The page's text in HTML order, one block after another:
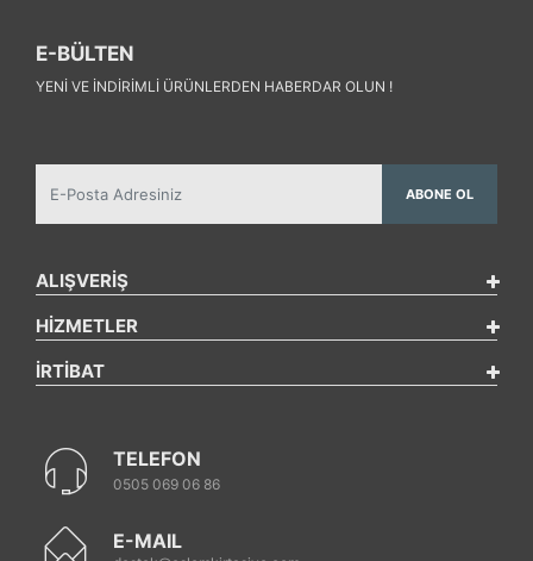
E-BÜLTEN
YENI VE INDIRIMLI ÜRÜNLERDEN HABERDAR OLUN !
ABONE OL
ALIŞVERİŞ
HİZMETLER
İRTİBAT
TELEFON
0505 069 06 86
E-MAIL